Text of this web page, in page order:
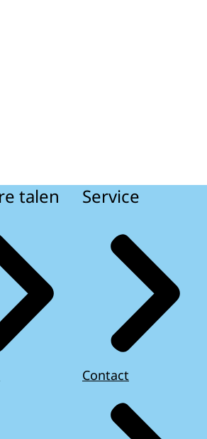
talen Service
Contact